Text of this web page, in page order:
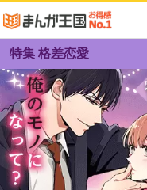
特集 格差恋愛